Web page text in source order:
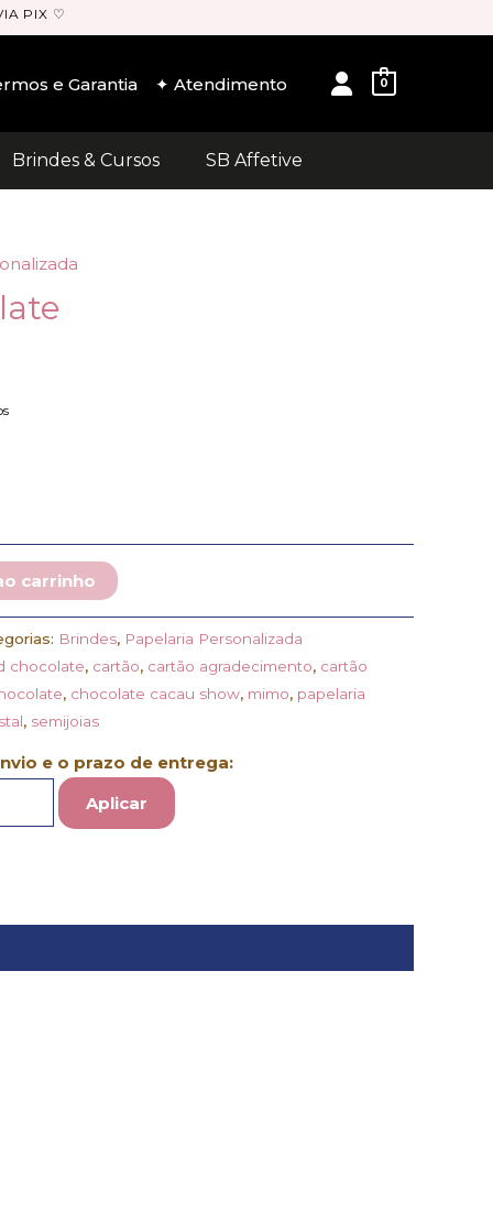
PIX ♡
e Garantia ✦ Atendimento User
0
Brindes & Cursos SB Affetive
carrinho
Brindes, Papelaria Personalizada
chocolate, cartão, cartão agradecimento, cartão
, chocolate cacau show, mimo, papelaria
, semijoias
e o prazo de entrega:
Aplicar